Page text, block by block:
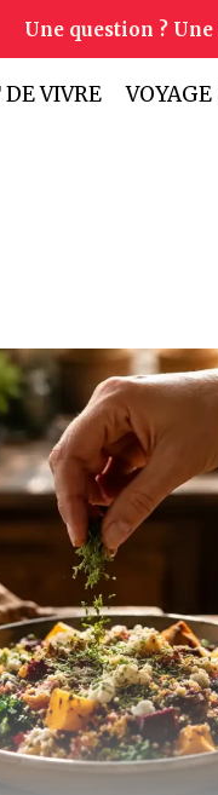
Une question ?
VIVRE